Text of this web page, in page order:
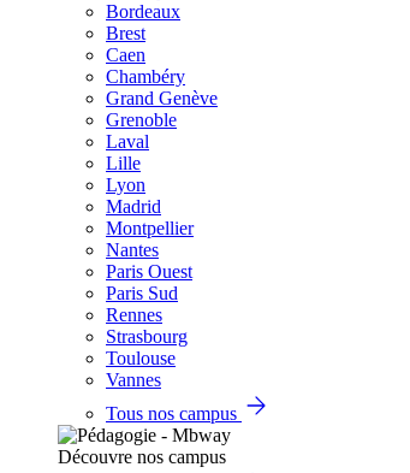
Bordeaux
Brest
Caen
Chambéry
Grand Genève
Grenoble
Laval
Lille
Lyon
Madrid
Montpellier
Nantes
Paris Ouest
Paris Sud
Rennes
Strasbourg
Toulouse
Vannes
Tous nos campus
Découvre nos campus